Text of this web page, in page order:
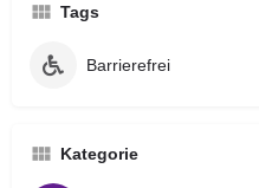
Tags
Barrierefrei
Kategorie